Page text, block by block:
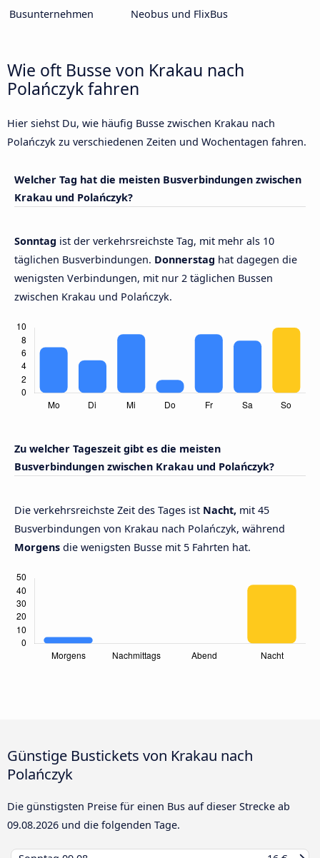
Busunternehmen
Neobus und FlixBus
Wie oft Busse von Krakau nach
Polańczyk fahren
Hier siehst Du, wie häufig Busse zwischen Krakau nach
Polańczyk zu verschiedenen Zeiten und Wochentagen fahren.
Welcher Tag hat die meisten Busverbindungen zwischen
Krakau und Polańczyk?
Sonntag ist der verkehrsreichste Tag, mit mehr als 10
täglichen Busverbindungen. Donnerstag hat dagegen die
wenigsten Verbindungen, mit nur 2 täglichen Bussen
zwischen Krakau und Polańczyk.
Zu welcher Tageszeit gibt es die meisten
Busverbindungen zwischen Krakau und Polańczyk?
Die verkehrsreichste Zeit des Tages ist Nacht, mit 45
Busverbindungen von Krakau nach Polańczyk, während
Morgens die wenigsten Busse mit 5 Fahrten hat.
Günstige Bustickets von Krakau nach
Polańczyk
Die günstigsten Preise für einen Bus auf dieser Strecke ab
09.08.2026 und die folgenden Tage.